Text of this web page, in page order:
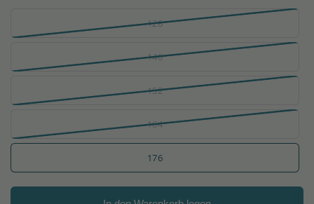
128
140
152
164
176